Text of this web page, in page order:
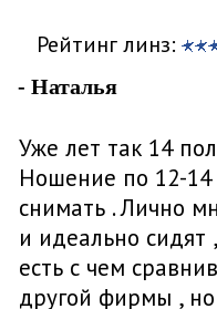
Рейтинг линз:
- Наталья
Уже лет так 14
Ношение по 12-14
снимать . Лично
и идеально сидят
есть с чем
другой фирмы ,